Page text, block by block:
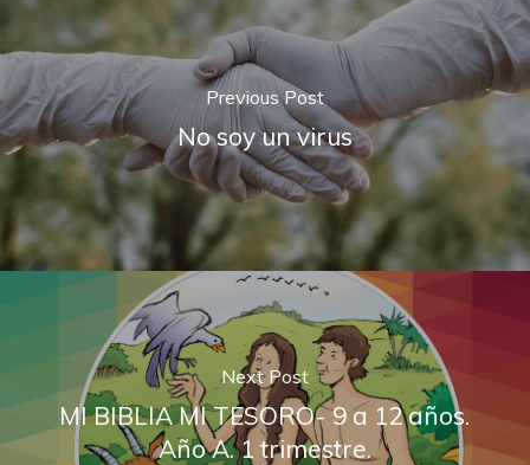
Previous Post
No soy un virus
Next Post
MI BIBLIA MI TESORO- 9 a 12 años.
Año A. 1 trimestre.